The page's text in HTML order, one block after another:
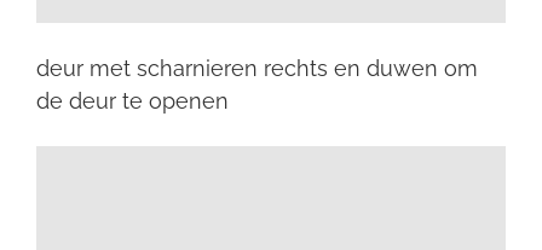
deur met scharnieren rechts en duwen om
de deur te openen